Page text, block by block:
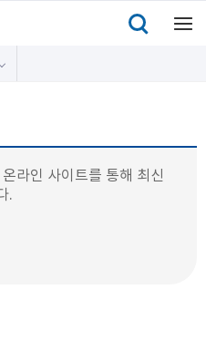
라인 사이트를 통해 최신
.